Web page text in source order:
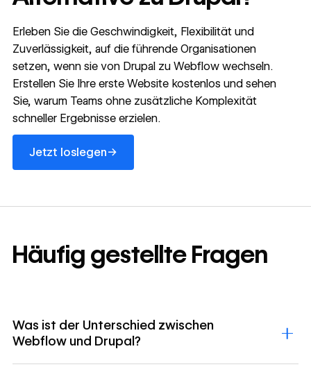
Webflow
Enterprise
umfasst
dedizierte CSMs
und SAs sowie
spezialisierten
Erleben Sie die Geschwindigkeit, Flexibilität und
Zuverlässigkeit, auf die führende Organisationen
setzen, wenn sie von Drupal zu Webflow wechseln.
Erstellen Sie Ihre erste Website kostenlos und sehen
Sie, warum Teams ohne zusätzliche Komplexität
schneller Ergebnisse erzielen.
Jetzt loslegen→
Jetzt loslegen
Häufig gestellte Fragen
Was ist der Unterschied zwischen
Webflow und Drupal?